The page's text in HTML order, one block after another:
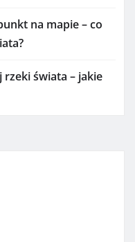
na mapie – co
rzeki świata – jakie